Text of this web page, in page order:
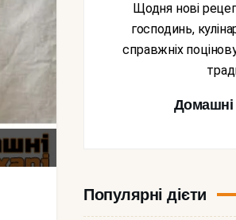
Щодня нові рецепти від домашніх
господинь,
справжніх
Домашні
Популярні дієти